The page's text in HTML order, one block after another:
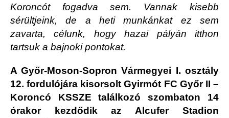
Koroncót fogadva sem. Vannak kisebb
sérültjeink, de a heti munkánkat ez sem
zavarta, célunk, hogy hazai pályán itthon
tartsuk a bajnoki pontokat.
A Győr-Moson-Sopron Vármegyei I. osztály
12. fordulójára kisorsolt Gyirmót FC Győr II –
Koroncó KSSZE találkozó szombaton 14
órakor kezdődik az Alcufer Stadion